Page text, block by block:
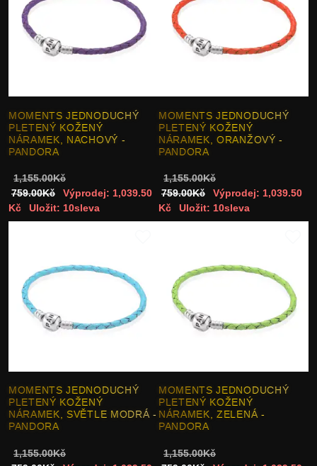
MOMENTS JEDNODUCHÝ
PLETENÝ KOŽENÝ
NÁRAMEK, NACHOVÝ -
PANDORA
1,155.00Kč
759.00Kč
Výprodej: 1,039.50
Kč
Uložit: 10sleva
MOMENTS JEDNODUCHÝ
PLETENÝ KOŽENÝ
NÁRAMEK, ORANŽOVÝ -
PANDORA
1,155.00Kč
759.00Kč
Výprodej: 1,039.50
Kč
Uložit: 10sleva
MOMENTS JEDNODUCHÝ
PLETENÝ KOŽENÝ
NÁRAMEK, SVĚTLE MODRÁ -
PANDORA
1,155.00Kč
MOMENTS JEDNODUCHÝ
PLETENÝ KOŽENÝ
NÁRAMEK, ZELENÁ -
PANDORA
1,155.00Kč